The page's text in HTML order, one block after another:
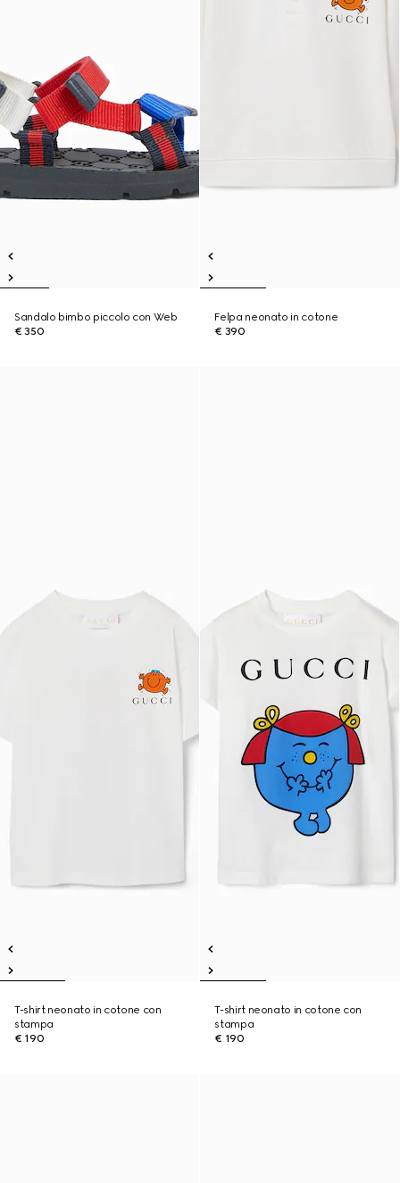
Sandalo bimbo piccolo con Web
€ 350
Felpa neonato in cotone
€ 390
T-shirt neonato in cotone con
stampa
€ 190
T-shirt neonato in cotone con
stampa
€ 190